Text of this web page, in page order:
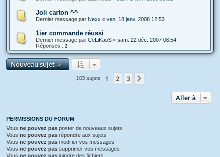
Joli carton ^^
Dernier message par Nexx « ven. 18 janv. 2008 12:53
1ier commande réussi
Dernier message par CeLiKaoS « sam. 22 déc. 2007 08:54
Réponses : 2
Nouveau sujet
103 sujets 1 2 3
Aller à
PERMISSIONS DU FORUM
Vous ne pouvez pas poster de nouveaux sujets
Vous ne pouvez pas répondre aux sujets
Vous ne pouvez pas modifier vos messages
Vous ne pouvez pas supprimer vos messages
Vous ne pouvez pas joindre des fichiers